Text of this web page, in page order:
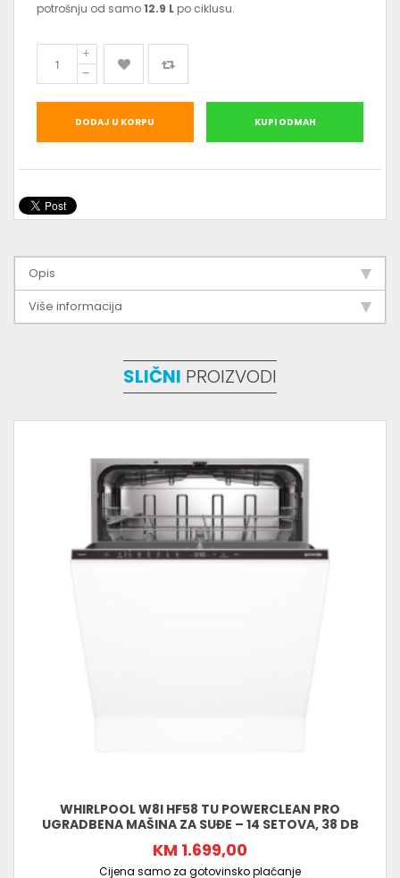
potrošnju od samo12.9 L po ciklusu.
DODAJ U KORPU KUPI ODMAH
Opis
Više informacija
SLIČNI PROIZVODI
WHIRLPOOL W8I HF58 TU POWERCLEAN PRO
UGRADBENA MAŠINA ZA SUĐE – 14 SETOVA, 38 DB
KM 1.699,00
Cijena samo za gotovinsko plaćanje